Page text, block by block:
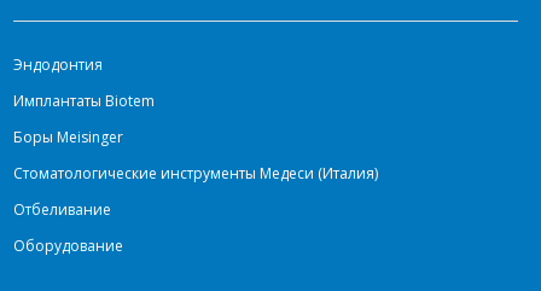
Эндодонтия
Имплантаты Biotem
Боры Meisinger
Стоматологические инструменты Медеси (Италия)
Отбеливание
Оборудование